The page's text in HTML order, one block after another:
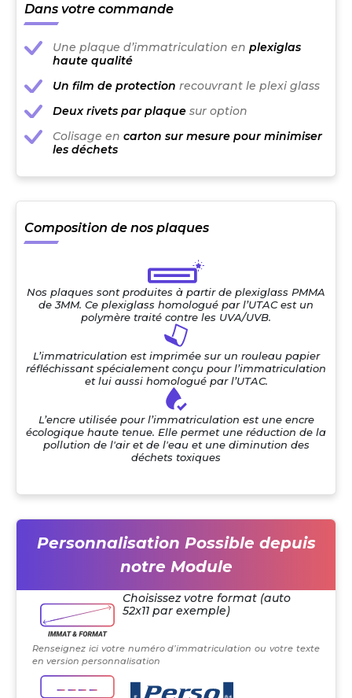
Dans votre commande
Une plaque d’immatriculation en plexiglas
haute qualité
Un film de protection recouvrant le plexi glass
Deux rivets par plaque sur option
Colisage en carton sur mesure pour minimiser
les déchets
Composition de nos plaques
Nos plaques sont produites à partir de plexiglass PMMA
de 3MM. Ce plexiglass homologué par l’UTAC est un
polymère traité contre les UVA/UVB.
L’immatriculation est imprimée sur un rouleau papier
réfléchissant spécialement conçu pour l’immatriculation
et lui aussi homologué par l’UTAC.
L’encre utilisée pour l’immatriculation est une encre
écologique haute tenue. Elle permet une réduction de la
pollution de l'air et de l'eau et une diminution des
déchets toxiques
Personnalisation Possible depuis
notre Module
Choisissez votre format (auto
52x11 par exemple)
Renseignez ici votre numéro d’immatriculation ou votre texte
en version personnalisation